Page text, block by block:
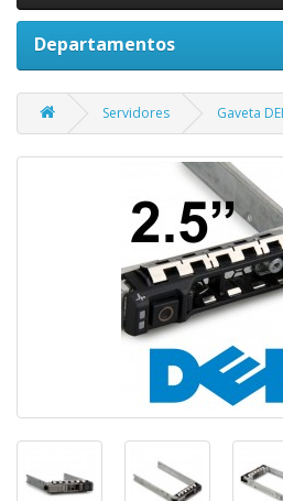
Departamentos
Servidores Gaveta